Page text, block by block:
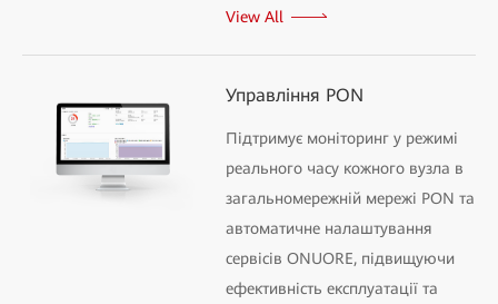
View All
Управління PON
Підтримує моніторинг у режимі
реального часу кожного вузла в
загальномережній мережі PON та
автоматичне налаштування
сервісів ONUORE, підвищуючи
ефективність експлуатації та